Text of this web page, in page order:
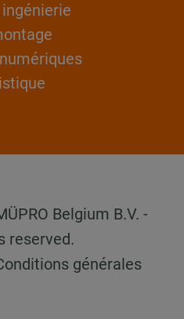
Belgium B.V. -
reserved.
générales